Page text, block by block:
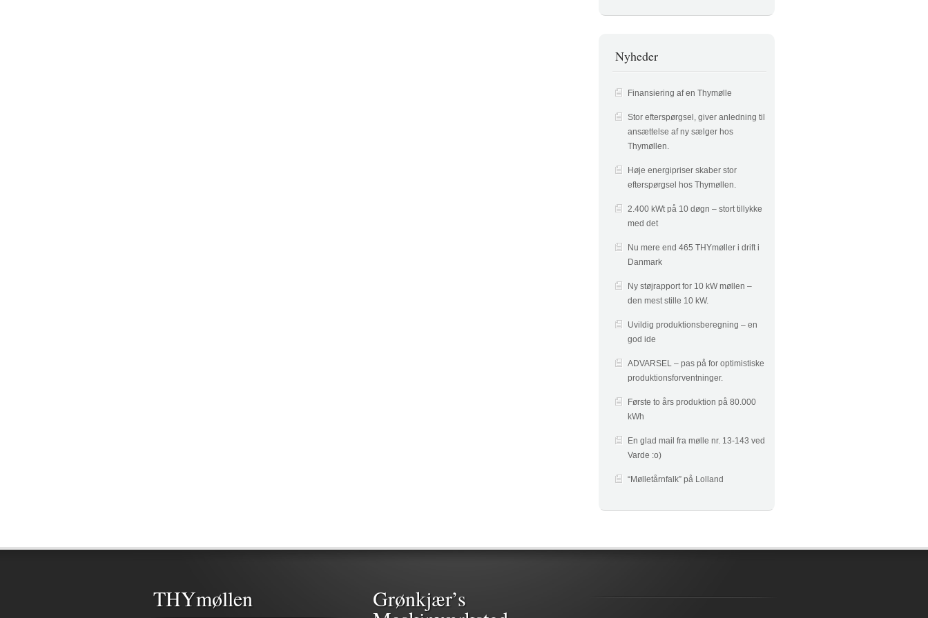
Nyheder
Finansiering af en Thymølle
Stor efterspørgsel, giver anledning til
ansættelse af ny sælger hos
Thymøllen.
Høje energipriser skaber stor
efterspørgsel hos Thymøllen.
2.400 kWt på 10 døgn – stort tillykke
med det
Nu mere end 465 THYmøller i drift i
Danmark
Ny støjrapport for 10 kW møllen –
den mest stille 10 kW.
Uvildig produktionsberegning – en
god ide
ADVARSEL – pas på for optimistiske
produktionsforventninger.
Første to års produktion på 80.000
kWh
En glad mail fra mølle nr. 13-143 ved
Varde :o)
“Mølletårnfalk” på Lolland
THYmøllen Grønkjær’s